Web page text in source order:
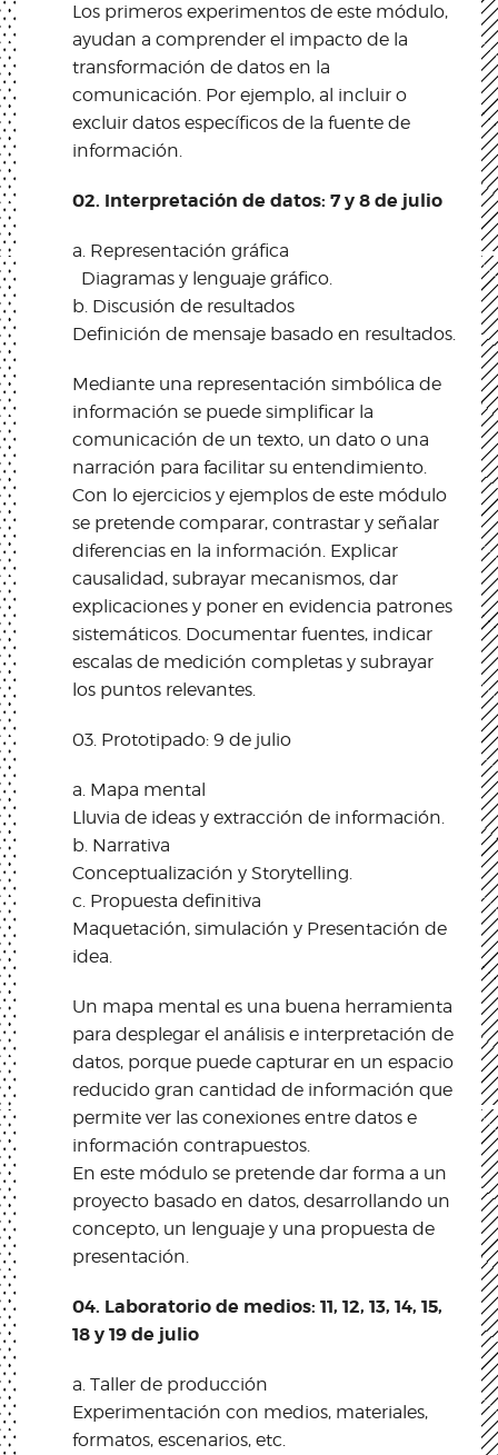
Los primeros experimentos de este módulo,
ayudan a comprender el impacto de la
transformación de datos en la
comunicación. Por ejemplo, al incluir o
excluir datos específicos de la fuente de
información.
02. Interpretación de datos: 7 y 8 de julio
a. Representación gráfica
Diagramas y lenguaje gráfico.
b. Discusión de resultados
Definición de mensaje basado en resultados.
Mediante una representación simbólica de
información se puede simplificar la
comunicación de un texto, un dato o una
narración para facilitar su entendimiento.
Con lo ejercicios y ejemplos de este módulo
se pretende comparar, contrastar y señalar
diferencias en la información. Explicar
causalidad, subrayar mecanismos, dar
explicaciones y poner en evidencia patrones
sistemáticos. Documentar fuentes, indicar
escalas de medición completas y subrayar
los puntos relevantes.
03. Prototipado: 9 de julio
a. Mapa mental
Lluvia de ideas y extracción de información.
b. Narrativa
Conceptualización y Storytelling.
c. Propuesta definitiva
Maquetación, simulación y Presentación de
idea.
Un mapa mental es una buena herramienta
para desplegar el análisis e interpretación de
datos, porque puede capturar en un espacio
reducido gran cantidad de información que
permite ver las conexiones entre datos e
información contrapuestos.
En este módulo se pretende dar forma a un
proyecto basado en datos, desarrollando un
concepto, un lenguaje y una propuesta de
presentación.
04. Laboratorio de medios: 11, 12, 13, 14, 15,
18 y 19 de julio
a. Taller de producción
Experimentación con medios, materiales,
formatos, escenarios, etc.